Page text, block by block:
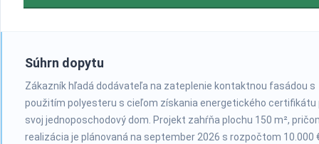
Súhrn dopytu
Zákazník hľadá dodávateľa na zateplenie kontaktnou fasádou s
použitím polyesteru s cieľom získania energetického certifikátu
svoj jednoposchodový dom. Projekt zahŕňa plochu 150 m²,
realizácia je plánovaná na september 2026 s rozpočtom 10.000